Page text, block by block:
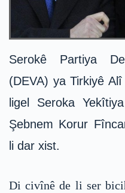
Serokê Partiya
(DEVA) ya Tirkiyê
ligel Seroka
Şebnem Korur
li dar xist.
Di civînê de li ser